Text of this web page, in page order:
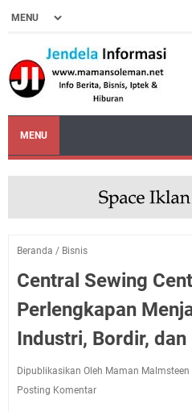
MENU
Beranda / Bisnis
Central Sewing
Perlengkapan
Industri, Bordir, dan
Dipublikasikan Oleh Maman Malmsteen
Posting Komentar